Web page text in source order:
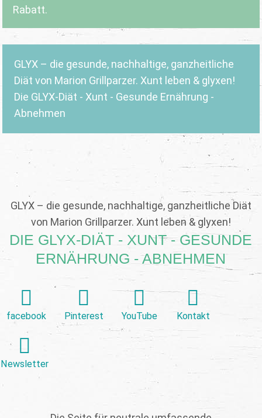
Rabatt.
GLYX – die gesunde, nachhaltige, ganzheitliche
Diät von Marion Grillparzer. Xunt leben & glyxen!
Die GLYX-Diät - Xunt - Gesunde Ernährung -
Abnehmen
GLYX – die gesunde, nachhaltige, ganzheitliche Diät
von Marion Grillparzer. Xunt leben & glyxen!
DIE GLYX-DIÄT - XUNT - GESUNDE
ERNÄHRUNG - ABNEHMEN
facebook Pinterest YouTube Kontakt
Newsletter